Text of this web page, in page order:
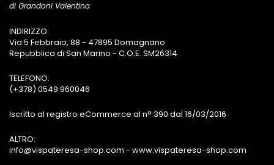
di Grandoni Valentina
INDIRIZZO:
Via 5 Febbraio, 88 - 47895 Domagnano
Repubblica di San Marino - C.O.E. SM26314
TELEFONO:
(+378) 0549 960046
Iscritto al registro eCommerce al n° 390 dal 16/03/2016
ALTRO:
info@vispateresa-shop.com - www.vispateresa-shop.com